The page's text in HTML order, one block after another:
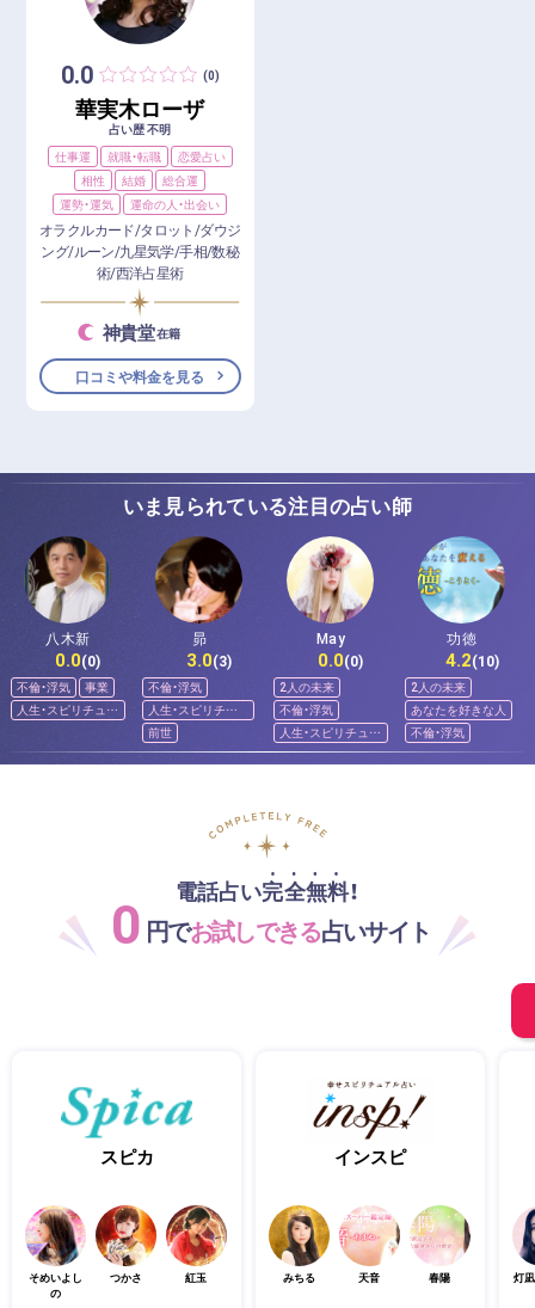
0.0 (0)
華実木ローザ
占い歴 不明
仕事運
就職・転職
恋愛占い
相性
結婚
総合運
運勢・運気
運命の人・出会い
オラクルカード/タロット/ダウジ
ング/ルーン/九星気学/手相/数秘
術/西洋占星術
神貴堂在籍
口コミや料金を見る
いま見られている注目の占い師
八木新
0.0(0)
不倫・浮気
事業
人生・スピリチュア
ル
昴
3.0(3)
不倫・浮気
人生・スピリチュ
アル
前世
May
0.0(0)
2人の未来
不倫・浮気
人生・スピリチュア
ル
功徳
4.2(10)
2人の未来
あなたを好きな人
不倫・浮気
電話占い完全無料！
0 円でお試しできる占いサイト
スピカ
そめいよし
の
つかさ 紅玉
インスピ
みちる 天音 春陽
灯